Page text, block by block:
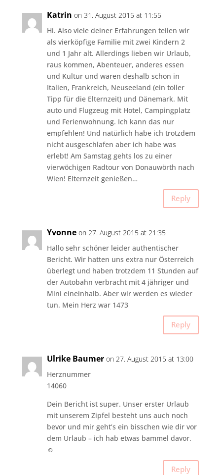
Katrin on 31. August 2015 at 11:55
Hi. Also viele deiner Erfahrungen teilen wir
als vierköpfige Familie mit zwei Kindern 2
und 1 Jahr alt. Allerdings lieben wir Urlaub,
raus kommen, Abenteuer, anderes essen
und Kultur und waren deshalb schon in
Italien, Frankreich, Neuseeland (ein toller
Tipp für die Elternzeit) und Dänemark. Mit
auto und Flugzeug mit Hotel, Campingplatz
und Ferienwohnung. Ich kann das nur
empfehlen! Und natürlich habe ich trotzdem
nicht ausgeschlafen aber ich habe was
erlebt! Am Samstag gehts los zu einer
vierwöchigen Radtour von Donauwörth nach
Wien! Elternzeit genießen…
Reply
Yvonne on 27. August 2015 at 21:35
Hallo sehr schöner leider authentischer
Bericht. Wir hatten uns extra nur Österreich
überlegt und haben trotzdem 11 Stunden auf
der Autobahn verbracht mit 4 jähriger und
Mini eineinhalb. Aber wir werden es wieder
tun. Mein Herz war 1473
Reply
Ulrike Baumer on 27. August 2015 at 13:00
Herznummer
14060
Dein Bericht ist super. Unser erster Urlaub
mit unserem Zipfel besteht uns auch noch
bevor und mir geht’s ein bisschen wie dir vor
dem Urlaub – ich hab etwas bammel davor.
☺
Reply